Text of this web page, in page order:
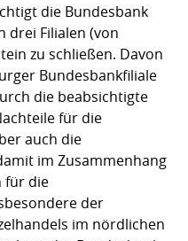
die Bundesbank
drei Filialen (von
zu schließen. Davon
Bundesbankfiliale
die beabsichtigte
für die
auch die
im Zusammenhang
für die
der
im nördlichen